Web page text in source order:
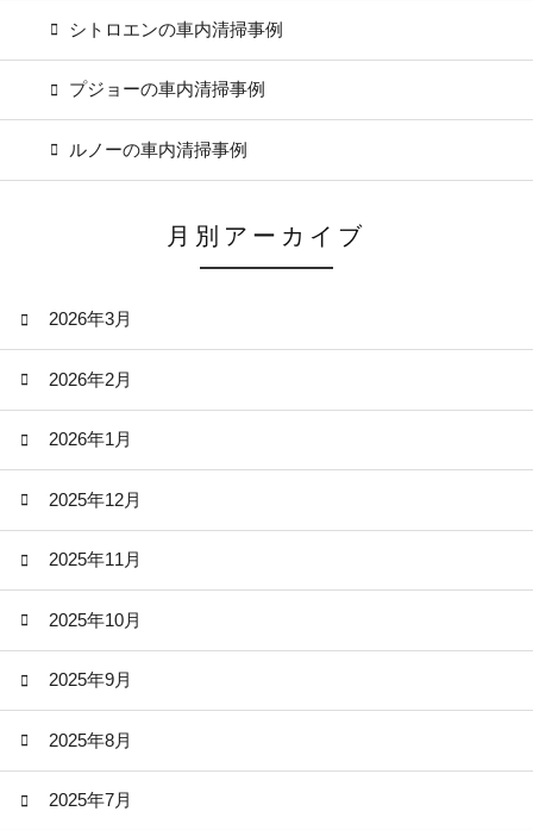
シトロエンの車内清掃事例
プジョーの車内清掃事例
ルノーの車内清掃事例
月別アーカイブ
2026年3月
2026年2月
2026年1月
2025年12月
2025年11月
2025年10月
2025年9月
2025年8月
2025年7月